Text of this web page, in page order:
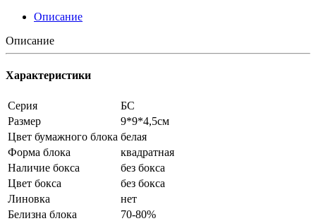
Описание
Описание
Характеристики
Серия
БС
Размер
9*9*4,5см
Цвет бумажного блока белая
Форма блока
квадратная
Наличие бокса
без бокса
Цвет бокса
без бокса
Линовка
нет
Белизна блока
70-80%